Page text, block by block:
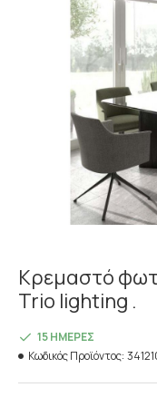
Κρεμαστό
Trio lighting .
15 ΗΜΈΡΕΣ
Κωδικός Προϊόντος: